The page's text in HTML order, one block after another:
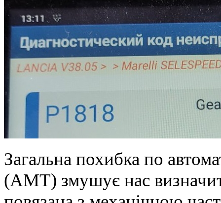
Загальна похибка по
(AMT) змушує нас